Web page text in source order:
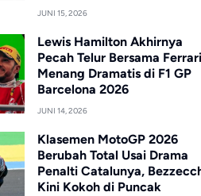
JUNI 15, 2026
Lewis Hamilton Akhirnya
Pecah Telur Bersama
Menang Dramatis di F1 GP
Barcelona 2026
JUNI 14, 2026
Klasemen MotoGP 2026
Berubah Total Usai Drama
Penalti Catalunya,
Kini Kokoh di Puncak